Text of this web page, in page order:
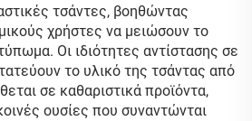
τσάντες, βοηθώντας
χρήστες να μειώσουν το
Οι ιδιότητες αντίστασης σε
το υλικό της τσάντας από
σε καθαριστικά προϊόντα,
ουσίες που συναντώνται